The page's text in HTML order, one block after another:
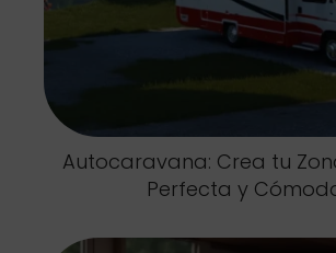
Autocaravana: Crea tu
Perfecta y